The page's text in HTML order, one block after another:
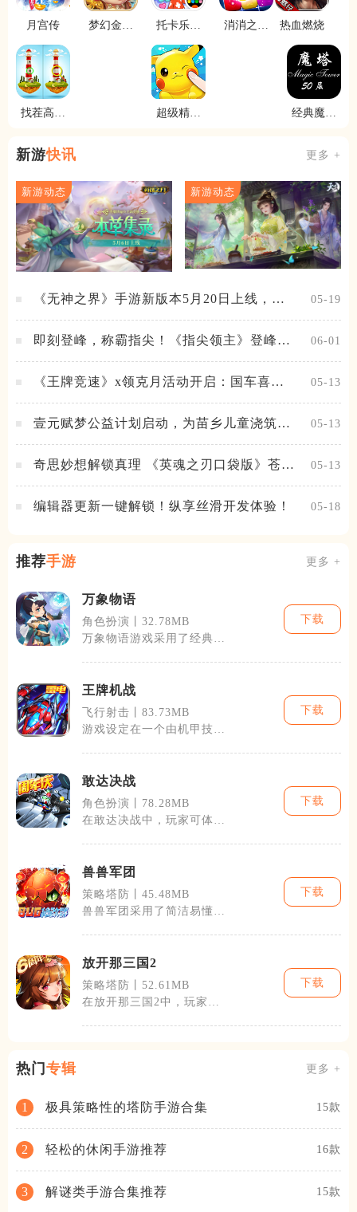
月宫传
梦幻金字
托卡乐园
消消之星
热血燃烧
找茬高高
超级精灵
经典魔塔
新游快讯 更多 +
新游动态 新游动态
《无神之界》手游新版本5月20日上线，女
05-19
即刻登峰，称霸指尖！《指尖领主》登峰测
06-01
《王牌竞速》x领克月活动开启：国车喜迎
05-13
壹元赋梦公益计划启动，为苗乡儿童浇筑梦
05-13
奇思妙想解锁真理 《英魂之刃口袋版》苍天
05-13
编辑器更新一键解锁！纵享丝滑开发体验！ 05-18
推荐手游 更多 +
万象物语
角色扮演丨32.78MB
万象物语游戏采用了经典的
下载
王牌机战
飞行射击丨83.73MB
游戏设定在一个由机甲技术
下载
敢达决战
角色扮演丨78.28MB
在敢达决战中，玩家可体验
下载
兽兽军团
策略塔防丨45.48MB
兽兽军团采用了简洁易懂的
下载
放开那三国2
策略塔防丨52.61MB
在放开那三国2中，玩家将
下载
热门 专辑 更多 +
1 极具策略性的塔防手游合集 15款
2 轻松的休闲手游推荐 16款
3 解谜类手游合集推荐 15款